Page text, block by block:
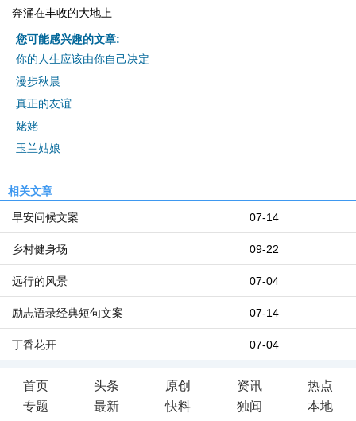
奔涌在丰收的大地上
您可能感兴趣的文章:
你的人生应该由你自己决定
漫步秋晨
真正的友谊
姥姥
玉兰姑娘
相关文章
07-14
早安问候文案
09-22
乡村健身场
07-04
远行的风景
07-14
励志语录经典短句文案
07-04
丁香花开
首页 头条 原创 资讯
热点
专题
最新 快料 独闻 本地